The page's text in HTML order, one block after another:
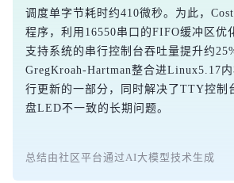
调度单字节耗时约410微秒。为此，
程序，利用16550串口的FIFO缓冲区优
支持系统的串行控制台吞吐量提升约
GregKroah-Hartman整合进Linux5.17
行更新的一部分，同时解决了TTY控制
盘LED不一致的长期问题。
总结由社区平台通过AI大模型技术生成